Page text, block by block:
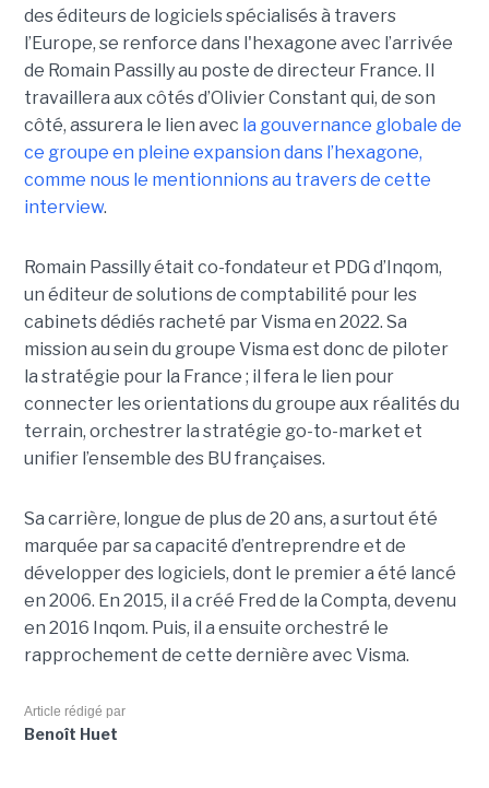
des éditeurs de logiciels spécialisés à travers
l’Europe, se renforce dans l'hexagone avec l’arrivée
de Romain Passilly au poste de directeur France. Il
travaillera aux côtés d’Olivier Constant qui, de son
côté, assurera le lien avec la gouvernance globale de
ce groupe en pleine expansion dans l’hexagone,
comme nous le mentionnions au travers de cette
interview.
Romain Passilly était co-fondateur et PDG d’Inqom,
un éditeur de solutions de comptabilité pour les
cabinets dédiés racheté par Visma en 2022. Sa
mission au sein du groupe Visma est donc de piloter
la stratégie pour la France ; il fera le lien pour
connecter les orientations du groupe aux réalités du
terrain, orchestrer la stratégie go-to-market et
unifier l’ensemble des BU françaises.
Sa carrière, longue de plus de 20 ans, a surtout été
marquée par sa capacité d’entreprendre et de
développer des logiciels, dont le premier a été lancé
en 2006. En 2015, il a créé Fred de la Compta, devenu
en 2016 Inqom. Puis, il a ensuite orchestré le
rapprochement de cette dernière avec Visma.
Article rédigé par
Benoît Huet